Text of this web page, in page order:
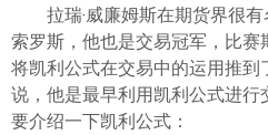
繁體中文
한글
拉瑞·威廉姆斯在期货界很
索罗斯，他也是交易冠军，比
将凯利公式在交易中的运用推
说，他是最早利用凯利公式进
要介绍一下凯利公式：